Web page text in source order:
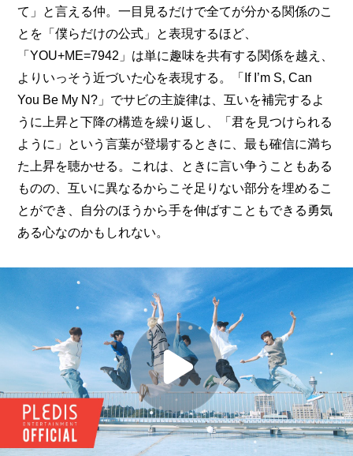
て」と言える仲。一目見るだけで全てが分かる関係のこ
とを「僕らだけの公式」と表現するほど、
「YOU+ME=7942」は単に趣味を共有する関係を越え、
よりいっそう近づいた心を表現する。「If I’m S, Can
You Be My N?」でサビの主旋律は、互いを補完するよ
うに上昇と下降の構造を繰り返し、「君を見つけられる
ように」という言葉が登場するときに、最も確信に満ち
た上昇を聴かせる。これは、ときに言い争うこともある
ものの、互いに異なるからこそ足りない部分を埋めるこ
とができ、自分のほうから手を伸ばすこともできる勇気
ある心なのかもしれない。